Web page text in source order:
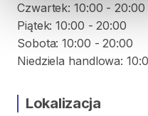
Czwartek: 10:00 - 20:00
Piątek: 10:00 - 20:00
Sobota: 10:00 - 20:00
Niedziela handlowa:
Lokalizacja